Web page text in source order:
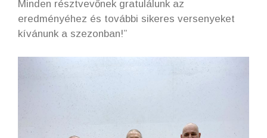
Minden résztvevőnek gratulálunk az
eredményéhez és további sikeres versenyeket
kívánunk a szezonban!”